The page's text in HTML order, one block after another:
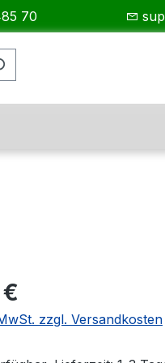
70
zzgl. Versandkosten